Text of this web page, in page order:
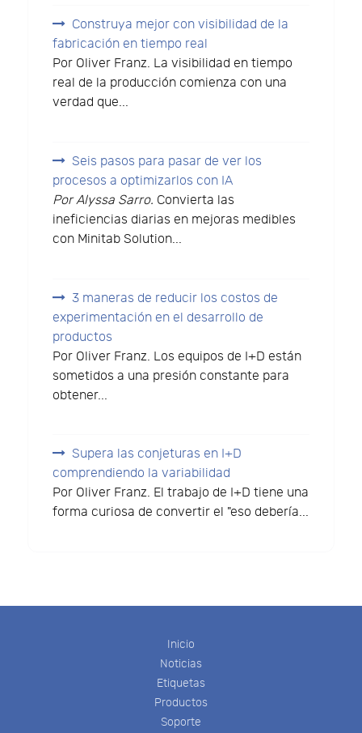
Construya mejor con visibilidad de la
fabricación en tiempo real
Por Oliver Franz. La visibilidad en tiempo
real de la producción comienza con una
verdad que...
Seis pasos para pasar de ver los
procesos a optimizarlos con IA
Por Alyssa Sarro. Convierta las
ineficiencias diarias en mejoras medibles
con Minitab Solution...
3 maneras de reducir los costos de
experimentación en el desarrollo de
productos
Por Oliver Franz. Los equipos de I+D están
sometidos a una presión constante para
obtener...
Supera las conjeturas en I+D
comprendiendo la variabilidad
Por Oliver Franz. El trabajo de I+D tiene una
forma curiosa de convertir el "eso debería...
Inicio
Noticias
Etiquetas
Productos
Soporte